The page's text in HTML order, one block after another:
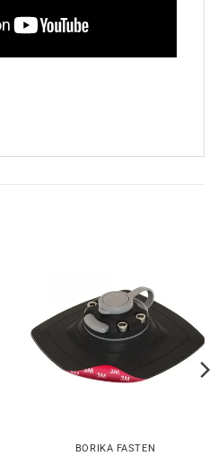
BORIKA FASTEN